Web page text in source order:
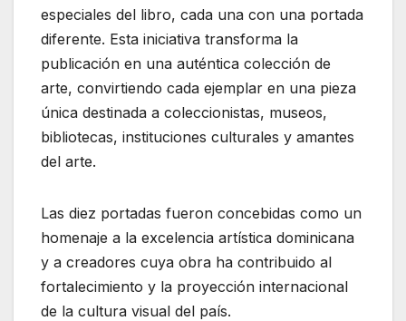
especiales del libro, cada una con una portada
diferente. Esta iniciativa transforma la
publicación en una auténtica colección de
arte, convirtiendo cada ejemplar en una pieza
única destinada a coleccionistas, museos,
bibliotecas, instituciones culturales y amantes
del arte.
Las diez portadas fueron concebidas como un
homenaje a la excelencia artística dominicana
y a creadores cuya obra ha contribuido al
fortalecimiento y la proyección internacional
de la cultura visual del país.